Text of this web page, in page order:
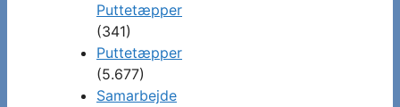
Puttetæpper
(341)
Puttetæpper
(5.677)
Samarbejde